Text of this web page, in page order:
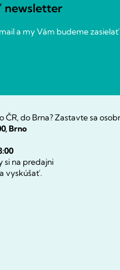
newsletter
a my Vám budeme
ČR, do Brna? Zastavte sa
Brno
si na predajni
vyskúšať.